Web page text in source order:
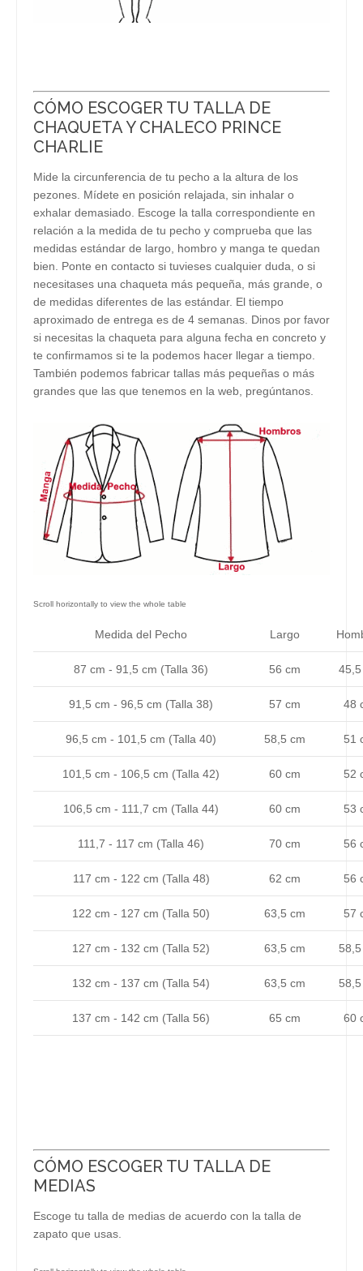
CÓMO ESCOGER TU TALLA DE
CHAQUETA Y CHALECO PRINCE
CHARLIE
Mide la circunferencia de tu pecho a la altura de los
pezones. Mídete en posición relajada, sin inhalar o
exhalar demasiado. Escoge la talla correspondiente en
relación a la medida de tu pecho y comprueba que las
medidas estándar de largo, hombro y manga te quedan
bien. Ponte en contacto si tuvieses cualquier duda, o si
necesitases una chaqueta más pequeña, más grande, o
de medidas diferentes de las estándar. El tiempo
aproximado de entrega es de 4 semanas. Dinos por favor
si necesitas la chaqueta para alguna fecha en concreto y
te confirmamos si te la podemos hacer llegar a tiempo.
También podemos fabricar tallas más pequeñas o más
grandes que las que tenemos en la web, pregúntanos.
Medida del Pecho Largo
87 cm - 91,5 cm (Talla 36) 56 cm
91,5 cm - 96,5 cm (Talla 38) 57 cm 48
96,5 cm - 101,5 cm (Talla 40) 58,5 cm 51
101,5 cm - 106,5 cm (Talla 42) 60 cm 52
106,5 cm - 111,7 cm (Talla 44) 60 cm 53
111,7 - 117 cm (Talla 46) 70 cm 56
117 cm - 122 cm (Talla 48) 62 cm 56
122 cm - 127 cm (Talla 50) 63,5 cm 57
127 cm - 132 cm (Talla 52) 63,5 cm
132 cm - 137 cm (Talla 54) 63,5 cm
137 cm - 142 cm (Talla 56) 65 cm 60
CÓMO ESCOGER TU TALLA DE
MEDIAS
Escoge tu talla de medias de acuerdo con la talla de
zapato que usas.